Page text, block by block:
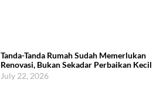
Tanda-Tanda Rumah Sudah Memerlukan
Renovasi, Bukan Sekadar Perbaikan Kecil
July 22, 2026